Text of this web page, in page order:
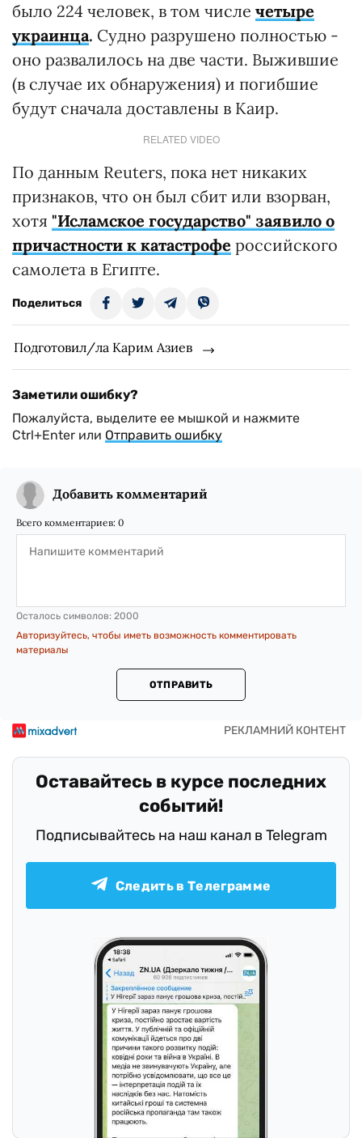
было 224 человек, в том числе четыре
украинца. Судно разрушено полностью -
оно развалилось на две части. Выжившие
(в случае их обнаружения) и погибшие
будут сначала доставлены в Каир.
RELATED VIDEO
По данным Reuters, пока нет никаких
признаков, что он был сбит или взорван,
хотя "Исламское государство" заявило о
причастности к катастрофе российского
самолета в Египте.
Поделиться
Подготовил/ла Карим Азиев
Заметили ошибку?
Пожалуйста, выделите ее мышкой и нажмите
Ctrl+Enter или Отправить ошибку
Добавить комментарий
Всего комментариев: 0
Осталось символов: 2000
Авторизуйтесь, чтобы иметь возможность комментировать
материалы
ОТПРАВИТЬ
Оставайтесь в курсе последних
событий!
Подписывайтесь на наш канал в Telegram
Следить в Телеграмме